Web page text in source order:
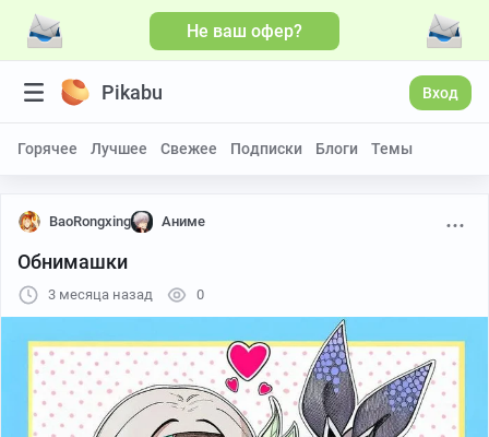
Не ваш офер?
Pikabu Вход
Горячее Лучшее Свежее Подписки Блоги Темы
BaoRongxing Аниме
Обнимашки
3 месяца назад 0